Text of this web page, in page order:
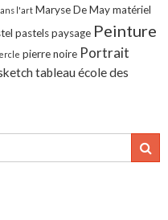
l'art Maryse De Maymatériel
pastelspaysage Peinture
pierre noire Portrait
tableau école des